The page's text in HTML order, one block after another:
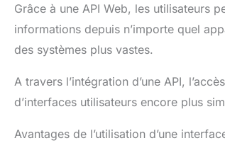
Grâce à une API Web, les utilisateurs
informations depuis n’importe quel
des systèmes plus vastes.
A travers l’intégration d’une API,
d’interfaces utilisateurs encore plus
Avantages de l’utilisation d’une